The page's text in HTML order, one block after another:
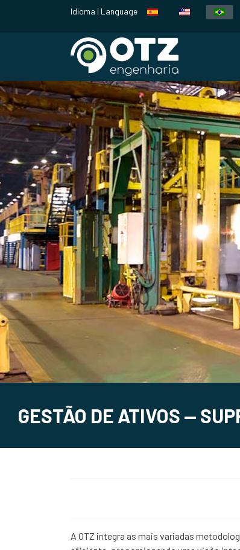
Idioma | Language
GESTÃO DE ATIVOS —
A OTZ integra as mais variadas